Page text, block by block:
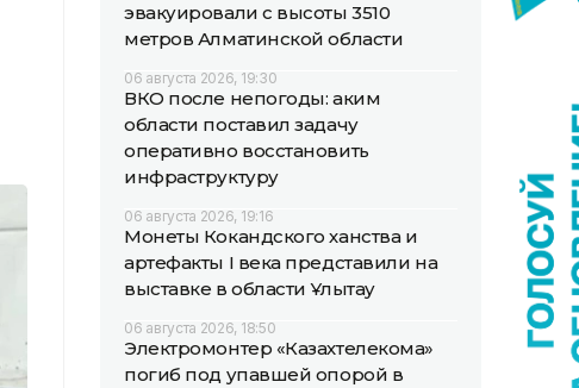
эвакуировали с высоты 3510
метров Алматинской области
06 августа 2026, 19:30
ВКО после непогоды: аким
области поставил задачу
оперативно восстановить
инфраструктуру
06 августа 2026, 19:16
Монеты Кокандского ханства и
артефакты I века представили на
выставке в области Ұлытау
06 августа 2026, 18:50
Электромонтер «Казахтелекома»
погиб под упавшей опорой в